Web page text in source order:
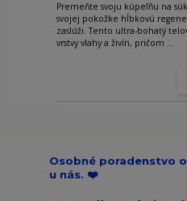
Premeňte svoju kúpeľňu na
svojej pokožke hĺbkovú
zaslúži. Tento ultra-bohatý
vrstvy vlahy a živín, pričom ...
Osobné poradenstvo
u nás. ❤️